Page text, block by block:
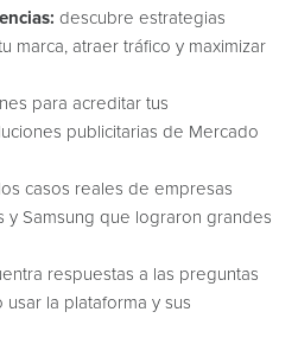
descubre estrategias
marca, atraer tráfico y maximizar
para acreditar tus
publicitarias de Mercado
casos reales de empresas
y Samsung que lograron grandes
respuestas a las preguntas
la plataforma y sus